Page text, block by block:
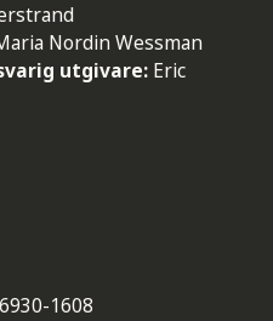
Nordin Wessman
utgivare: Eric
1608